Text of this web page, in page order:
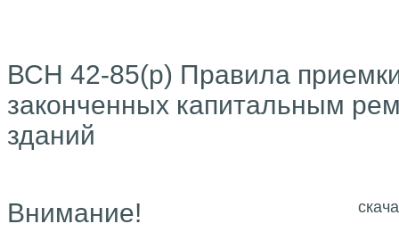
ВСН 42-85(р) Правила
законченных капитальным
зданий
Внимание!